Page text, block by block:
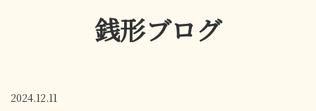
銭形ブログ
2024.12.11